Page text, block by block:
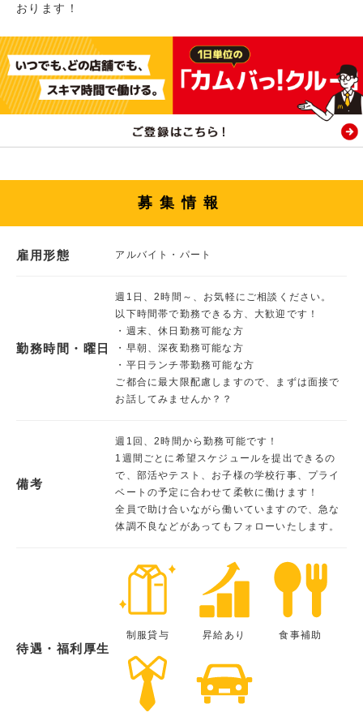
おります！
募集情報
雇用形態 アルバイト・パート
勤務時間・曜日
週1日、2時間～、お気軽にご相談ください。
以下時間帯で勤務できる方、大歓迎です！
・週末、休日勤務可能な方
・早朝、深夜勤務可能な方
・平日ランチ帯勤務可能な方
ご都合に最大限配慮しますので、まずは面接で
お話してみませんか？？
備考
週1回、2時間から勤務可能です！
1週間ごとに希望スケジュールを提出できるの
で、部活やテスト、お子様の学校行事、プライ
ベートの予定に合わせて柔軟に働けます！
全員で助け合いながら働いていますので、急な
体調不良などがあってもフォローいたします。
待遇・福利厚生
制服貸与 昇給あり 食事補助